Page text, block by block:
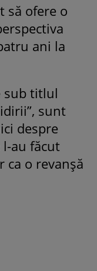
să ofere o
ani la
sub titlul
sunt
despre
au făcut
ca o revanşă